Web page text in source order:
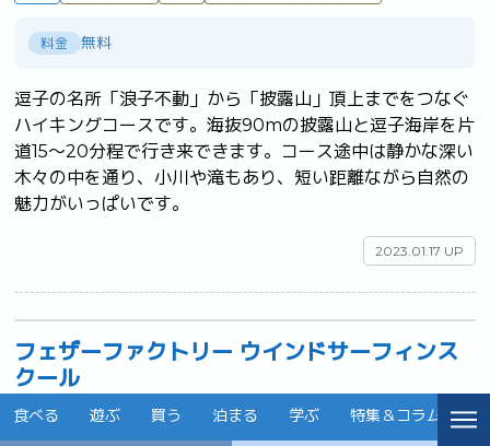
料金 無料
逗子の名所「浪子不動」から「披露山」頂上までをつなぐ
ハイキングコースです。海抜90mの披露山と逗子海岸を片
道15～20分程で行き来できます。コース途中は静かな深い
木々の中を通り、小川や滝もあり、短い距離ながら自然の
2023.01.17 UP
フェザーファクトリー ウインドサーフィンス
クール
逗子 ウイングフォイル マリンスポーツ ウィンドサーフィン
食べる 遊ぶ 買う 泊まる 学ぶ 特集＆コラム